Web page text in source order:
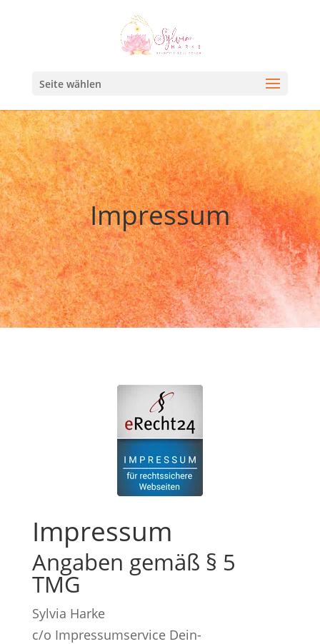
Seite wählen
Impressum
Impressum
Angaben gemäß § 5
TMG
Sylvia Harke
c/o Impressumservice Dein-